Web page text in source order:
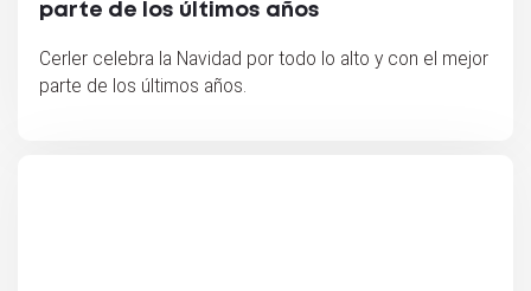
parte de los últimos años
Cerler celebra la Navidad por todo lo alto y con el mejor
parte de los últimos años.